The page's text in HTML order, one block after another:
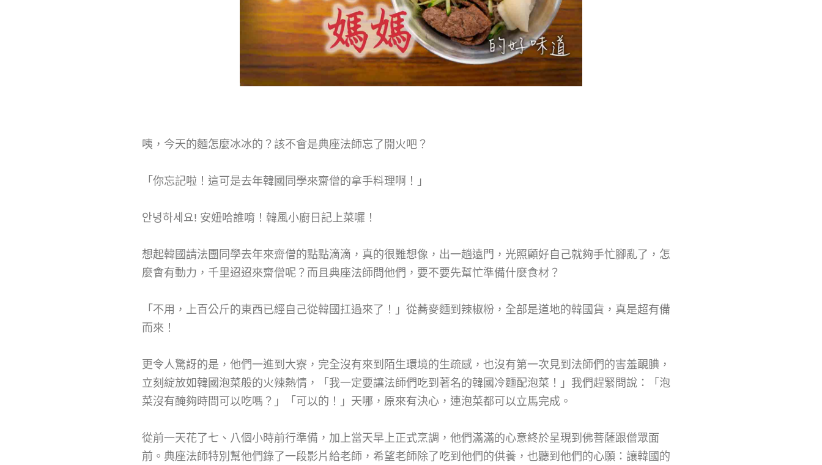
咦，今天的麵怎麼冰冰的？該不會是典座法師忘了開火吧？
「你忘記啦！這可是去年韓國同學來齋僧的拿手料理啊！」
안녕하세요! 安妞哈誰唷！韓風小廚日記上菜囉！
想起韓國請法團同學去年來齋僧的點點滴滴，真的很難想像，出一趟遠門，光照顧好自己就夠手忙腳亂了，怎
麼會有動力，千里迢迢來齋僧呢？而且典座法師問他們，要不要先幫忙準備什麼食材？
「不用，上百公斤的東西已經自己從韓國扛過來了！」從蕎麥麵到辣椒粉，全部是道地的韓國貨，真是超有備
而來！
更令人驚訝的是，他們一進到大寮，完全沒有來到陌生環境的生疏感，也沒有第一次見到法師們的害羞靦腆，
立刻綻放如韓國泡菜般的火辣熱情，「我一定要讓法師們吃到著名的韓國冷麵配泡菜！」我們趕緊問說：「泡
菜沒有醃夠時間可以吃嗎？」「可以的！」天哪，原來有決心，連泡菜都可以立馬完成。
從前一天花了七、八個小時前行準備，加上當天早上正式烹調，他們滿滿的心意終於呈現到佛菩薩跟僧眾面
前。典座法師特別幫他們錄了一段影片給老師，希望老師除了吃到他們的供養，也聽到他們的心願：讓韓國的